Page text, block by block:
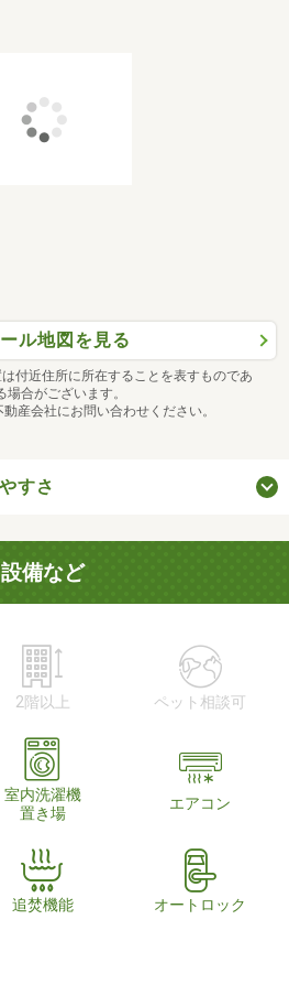
ル地図を見る
付近住所に所在することを表すものであ
合がございます。
産会社にお問い合わせください。
すさ
設備など
2階以上 ペット相談可
室内洗濯機
置き場
エアコン
追焚機能 オートロック